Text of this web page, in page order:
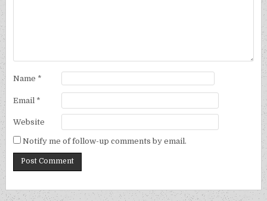
Name *
Email *
Website
Notify me of follow-up comments by email.